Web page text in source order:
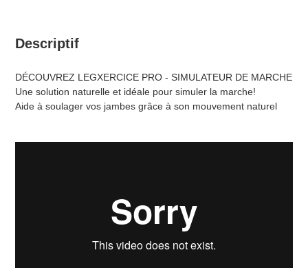
Descriptif
DÉCOUVREZ LEGXERCICE PRO - SIMULATEUR DE MARCHE
Une solution naturelle et idéale pour simuler la marche!
Aide à soulager vos jambes grâce à son mouvement naturel